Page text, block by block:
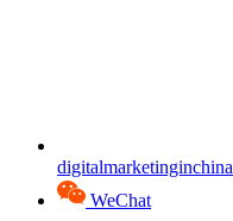
digitalmarketinginchina
WeChat